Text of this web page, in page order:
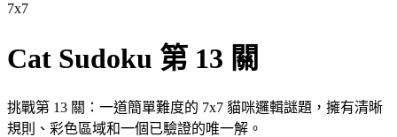
7x7
Cat Sudoku 第 13 關
挑戰第 13 關：一道簡單難度的 7x7 貓咪邏輯謎題，擁有清晰
規則、彩色區域和一個已驗證的唯一解。